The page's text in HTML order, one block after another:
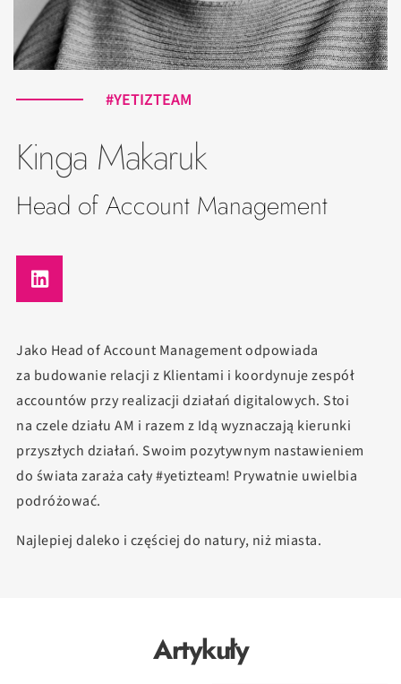
#YETIZTEAM
Kinga Makaruk
Head of Account Management
Jako Head of Account Management odpowiada
za budowanie relacji z Klientami i koordynuje zespół
accountów przy realizacji działań digitalowych. Stoi
na czele działu AM i razem z Idą wyznaczają kierunki
przyszłych działań. Swoim pozytywnym nastawieniem
do świata zaraża cały #yetizteam! Prywatnie uwielbia
podróżować.
Najlepiej daleko i częściej do natury, niż miasta.
Artykuły